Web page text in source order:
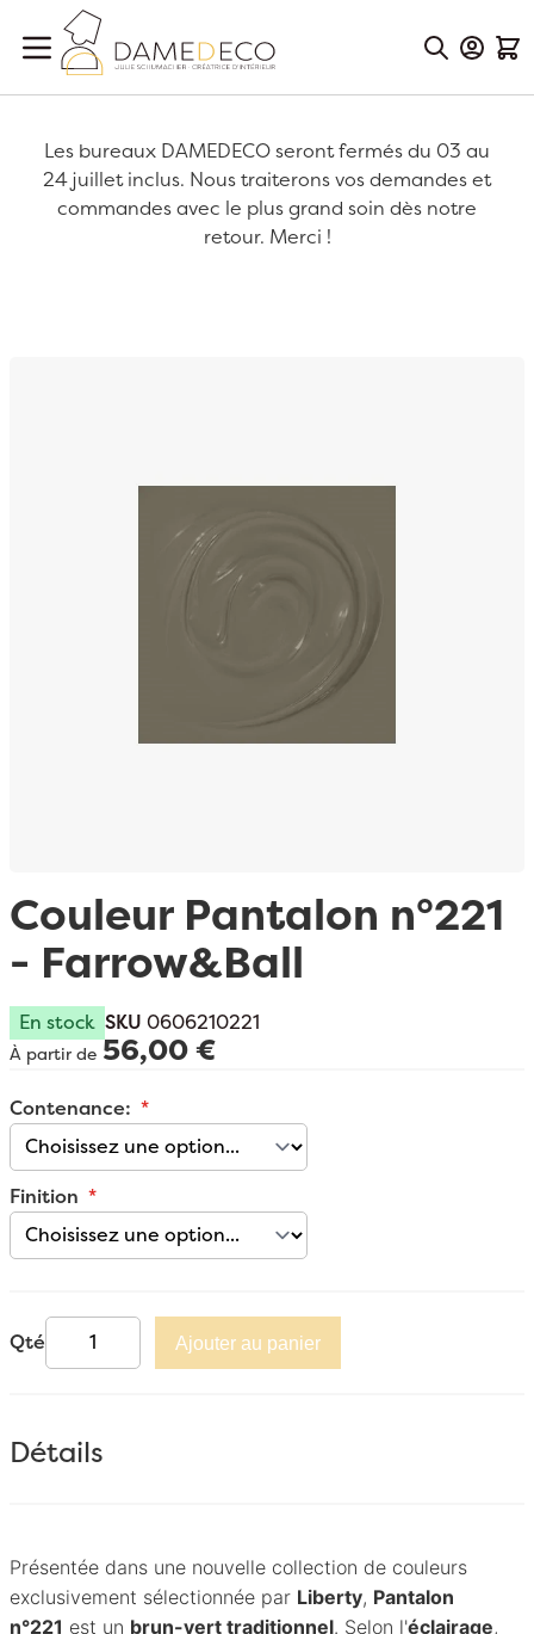
Aller au contenu
Les bureaux DAMEDECO seront fermés du 03 au
24 juillet inclus. Nous traiterons vos demandes et
commandes avec le plus grand soin dès notre
retour. Merci !
Couleur Pantalon n°221
- Farrow&Ball
En stock SKU 0606210221
À partir de 56,00 €
Contenance:
Finition
Qté Ajouter au panier
Détails
Présentée dans une nouvelle collection de couleurs
exclusivement sélectionnée par Liberty, Pantalon
n°221 est un brun-vert traditionnel. Selon l'éclairage,